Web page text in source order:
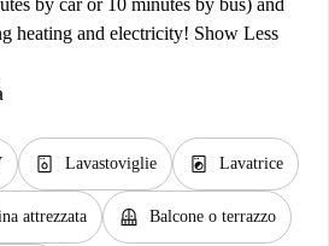
by car or 10 minutes by bus) and
heating and electricity! Show Less
dishwasher_gen Lavastoviglie local_laundry_service Lavatrice
attrezzata balcony Balcone o terrazzo